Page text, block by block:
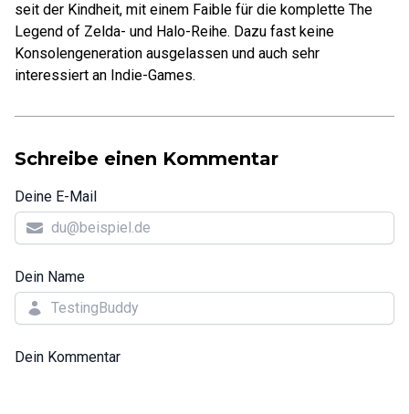
seit der Kindheit, mit einem Faible für die komplette The
Legend of Zelda- und Halo-Reihe. Dazu fast keine
Konsolengeneration ausgelassen und auch sehr
interessiert an Indie-Games.
Schreibe einen Kommentar
Deine E-Mail
Dein Name
Dein Kommentar